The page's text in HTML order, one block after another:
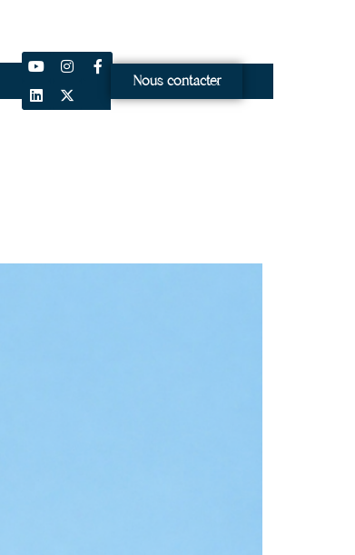
Nous contacter